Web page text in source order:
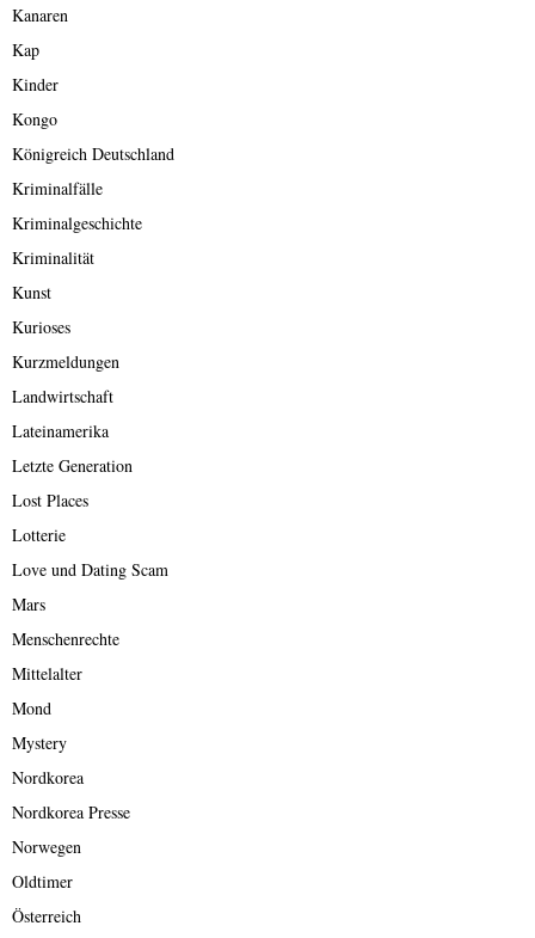
Kanaren
Kap
Kinder
Kongo
Königreich Deutschland
Kriminalfälle
Kriminalgeschichte
Kriminalität
Kunst
Kurioses
Kurzmeldungen
Landwirtschaft
Lateinamerika
Letzte Generation
Lost Places
Lotterie
Love und Dating Scam
Mars
Menschenrechte
Mittelalter
Mond
Mystery
Nordkorea
Nordkorea Presse
Norwegen
Oldtimer
Österreich